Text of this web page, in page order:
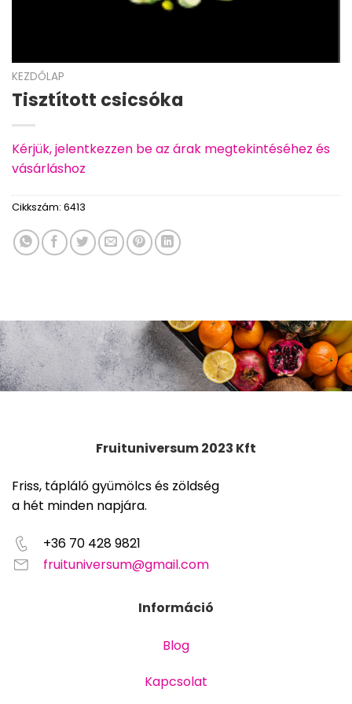
KEZDŐLAP
Tisztított csicsóka
Kérjük, jelentkezzen be az árak megtekintéséhez és
vásárláshoz
Cikkszám: 6413
Fruituniversum 2023 Kft
Friss, tápláló gyümölcs és zöldség
a hét minden napjára.
+36 70 428 9821
fruituniversum@gmail.com
Információ
Blog
Kapcsolat